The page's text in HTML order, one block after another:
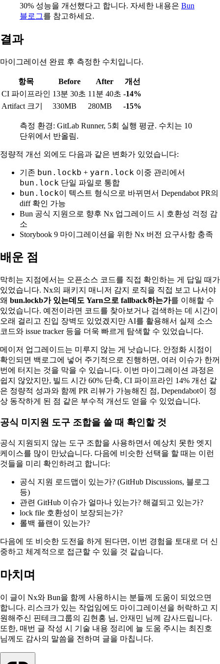
30% 성능을 개선했다고 합니다. 자세한 내용은 Bun
블로그를 참고하세요.
결과
마이그레이션 완료 후 측정한 수치입니다.
항목 Before After
개선
CI 파이프라인 13분 30초 11분 40초 -14%
Artifact 크기
330MB 280MB -15%
측정 환경: GitLab Runner, 5회 실행 평균. 수치는 10
단위에서 반올림.
정량적 개선 외에도 다음과 같은 변화가 있었습니다:
기존 bun.lockb + yarn.lock 이중 관리에서
bun.lock 단일 파일로 통합
bun.lock이 텍스트 형식으로 바뀌면서 Dependabot PR의
diff 확인 가능
Bun 공식 지원으로 향후 Nx 업그레이드 시 호환성 걱정 감
소
Storybook 9 마이그레이션을 위한 Nx 버전 요구사항 충족
배운 점
막히는 지점에서는 오픈소스 코드를 직접 확인하는 게 답일 때가
있었습니다. Nx의 패키지 매니저 감지 로직을 직접 보고 나서야
왜 bun.lockb가 있는데도 Yarn으로 fallback하는가를 이해할 수
있었습니다. 예전이라면 코드를 찾아보거나 검색하는 데 시간이
오래 걸리고 진입 장벽도 있었겠지만 AI를 활용해서 실제 소스
코드와 issue tracker 등을 더욱 빠르게 탐색할 수 있었습니다.
메이저 업그레이드는 미루지 않는 게 낫습니다. 안정화 시점이
확인되면 백로그에 넣어 주기적으로 진행하면, 여러 이슈가 한꺼
번에 터지는 것을 막을 수 있습니다. 이번 마이그레이션 과정은
쉽지 않았지만, 빌드 시간 60% 단축, CI 파이프라인 14% 개선 같
은 정량적 성과와 함께 PR 리뷰가 가능해진 점, Dependabot이 정
상 동작하게 된 점 같은 부수적 개선도 얻을 수 있었습니다.
공식 미지원 도구 조합을 쓸 때 확인할 것
공식 지원되지 않는 도구 조합을 사용하면서 예상치 못한 엣지
케이스를 많이 만났습니다. 다음에 비슷한 선택을 할 때는 이런
것들을 미리 확인하려고 합니다:
공식 지원 로드맵이 있는가? (GitHub Discussions, 블로그
등)
관련 GitHub 이슈가 얼마나 있는가? 해결되고 있는가?
lock file 호환성이 보장되는가?
롤백 플랜이 있는가?
다음에 또 비슷한 도전을 하게 된다면, 이번 경험을 토대로 더 신
중하고 체계적으로 접근할 수 있을 것 같습니다.
마치며
이 글이 Nx와 Bun을 함께 사용하시는 분들께 도움이 되었으면
합니다. 리스크가 있는 작업임에도 마이그레이션을 허락하고 지
원해주신 핀테크그룹의 김현홍 님, 안재민 님께 감사드립니다.
또한, 매번 글 작성 시 기술 내용 정리에 늘 도움 주시는 최진호
님께도 감사의 말씀을 전하며 글을 마칩니다.